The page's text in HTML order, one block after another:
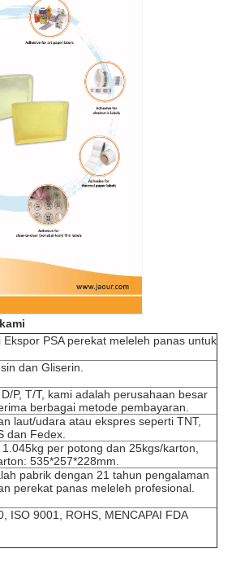
Ekspor PSA perekat meleleh panas untuk
dan Gliserin.
P, T/T, kami adalah perusahaan besar
berbagai metode pembayaran.
laut/udara atau ekspres seperti TNT,
dan Fedex.
per potong dan 25kgs/karton,
535*257*228mm.
pabrik dengan 21 tahun pengalaman
perekat panas meleleh profesional.
ISO 9001, ROHS, MENCAPAI FDA